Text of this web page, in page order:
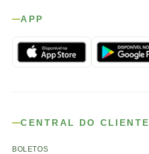
APP
CENTRAL DO CLIENTE
BOLETOS